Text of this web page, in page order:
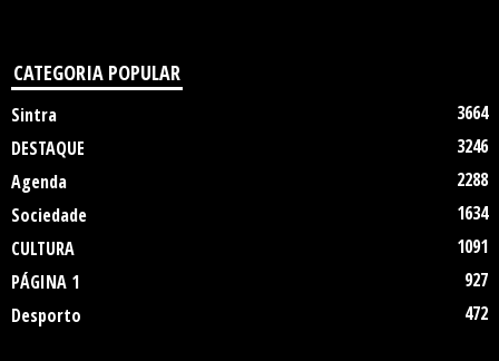
CATEGORIA POPULAR
Sintra
3664
DESTAQUE
3246
Agenda
2288
Sociedade
1634
CULTURA
1091
PÁGINA 1
927
Desporto
472